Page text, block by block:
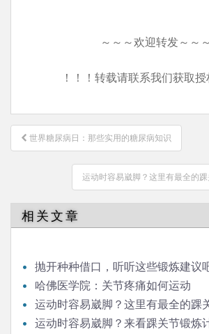
～～～欢迎转发～～～
！！！转载请联系我们获取授
文
章
世界糖尿病日：那些实用的糖尿病知识
运动时容易崴脚？这里有最全的
相关文章
抛开种种借口，听听这些锻炼建议
哈佛医学院：关节疼痛如何运动
运动时容易崴脚？这里有最全的踝
（上）
运动时容易崴脚？来看踝关节锻炼